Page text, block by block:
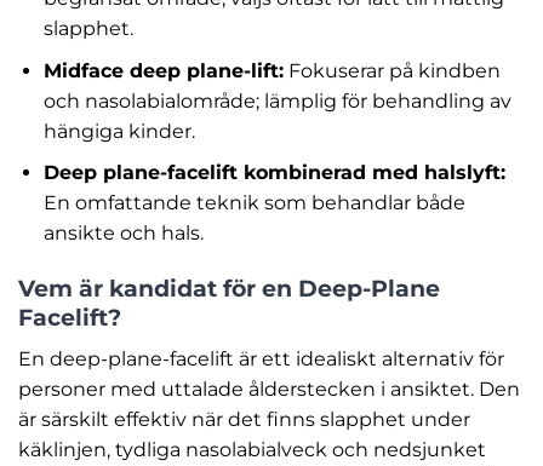
slapphet.
Midface deep plane-lift:Fokuserar på kindben
och nasolabialområde; lämplig för behandling av
hängiga kinder.
Deep plane-facelift kombinerad med halslyft:
En omfattande teknik som behandlar både
ansikte och hals.
Vem är kandidat för en Deep-Plane
Facelift?
En deep-plane-facelift är ett idealiskt alternativ för
personer med uttalade ålderstecken i ansiktet. Den
är särskilt effektiv när det finns slapphet under
käklinjen, tydliga nasolabialveck och nedsjunket